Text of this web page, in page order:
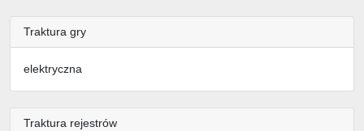
Traktura gry
elektryczna
Traktura rejestrów